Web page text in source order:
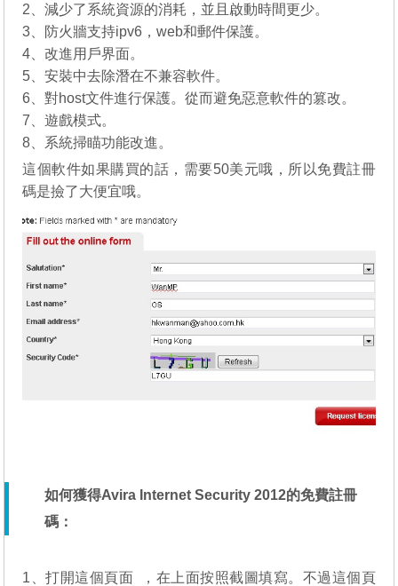
2、減少了系統資源的消耗，並且啟動時間更少。
3、防火牆支持ipv6，web和郵件保護。
4、改進用戶界面。
5、安裝中去除潛在不兼容軟件。
6、對host文件進行保護。從而避免惡意軟件的篡改。
7、遊戲模式。
8、系統掃瞄功能改進。
這個軟件如果購買的話，需要50美元哦，所以免費註冊
碼是撿了大便宜哦。
如何獲得Avira Internet Security 2012的免費註冊
碼：
1、打開這個頁面 ，在上面按照截圖填寫。不過這個頁